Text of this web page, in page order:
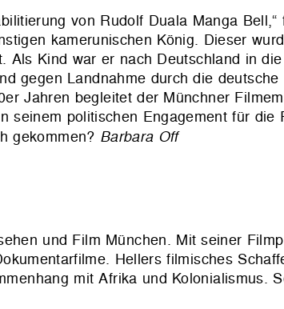
von Rudolf Duala Manga
kamerunischen König. Dieser
Als Kind war er nach Deutschland in
gegen Landnahme durch die
Jahren begleitet der Münchner
seinem politischen Engagement für die
gekommen? Barbara Off
und Film München. Mit seiner
Hellers filmisches
mit Afrika und Kolonialismus.